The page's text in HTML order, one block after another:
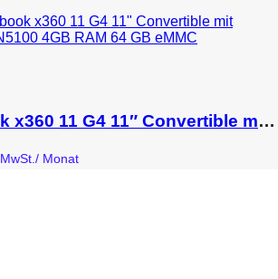
HP Chromebook x360 11 G4 11″ Convertible mit Intel Celeron N5100 4GB RAM 64 GB eMMC ChromeOS
/ Monat